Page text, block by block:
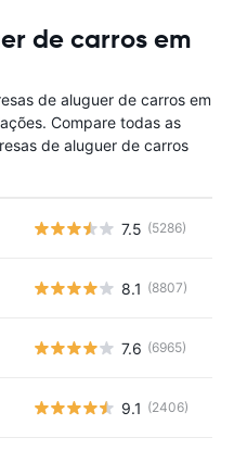
de carros em
de aluguer de carros em
Compare todas as
de aluguer de carros
7.5 (5286)
8.1 (8807)
7.6 (6965)
9.1 (2406)